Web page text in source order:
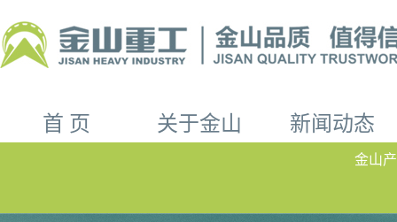
首 页 关于金山 新闻动态
金山